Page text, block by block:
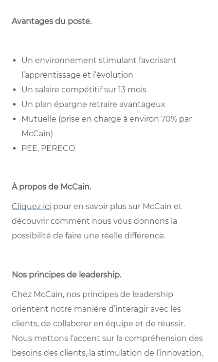
Avantages du poste.
Un environnement stimulant favorisant
l’apprentissage et l’évolution
Un salaire compétitif sur 13 mois
Un plan épargne retraire avantageux
Mutuelle (prise en charge à environ 70% par
McCain)
PEE, PERECO
À propos de McCain.
Cliquez ici pour en savoir plus sur McCain et
découvrir comment nous vous donnons la
possibilité de faire une réelle différence.
Nos principes de leadership.
Chez McCain, nos principes de leadership
orientent notre manière d’interagir avec les
clients, de collaborer en équipe et de réussir.
Nous mettons l’accent sur la compréhension des
besoins des clients, la stimulation de l’innovation,